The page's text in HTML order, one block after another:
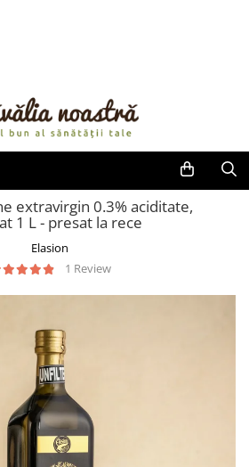
/ MIERE
extravirgin 0.3% aciditate,
1 L - presat la rece
Elasion
1 Review